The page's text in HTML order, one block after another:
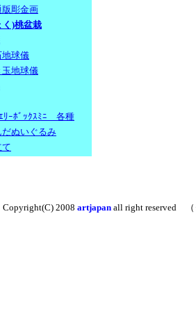
版彫金画
く)桃盆栽
地球儀
玉地球儀
ﾘｰﾎﾞｯｸｽﾐﾆ 各種
だぬいぐるみ
て
Copyright(C) 2008 artjapan all right reserved （